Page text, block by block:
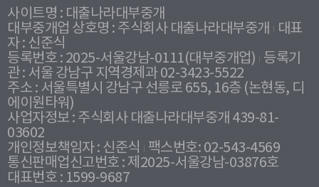
사이트명 : 대출나라대부중개
대부중개업 상호명 : 주식회사 대출나라대부중개
대표
자 : 신준식
등록번호 : 2025-서울강남-0111(대부중개업) 등록기
관 : 서울 강남구 지역경제과 02-3423-5522
주소 : 서울특별시 강남구 선릉로 655, 16층 (논현동, 디
에이원타워)
사업자정보 : 주식회사 대출나라대부중개 439-81-
03602
개인정보책임자 : 신준식
팩스번호: 02-543-4569
통신판매업신고번호 : 제2025-서울강남-03876호
대표번호 : 1599-9687